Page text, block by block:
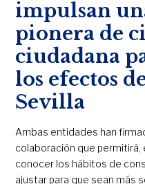
impulsan
pionera de
ciudadana
los efectos
Sevilla
Ambas entidades han
colaboración que
conocer los hábitos de
ajustar para que sean más